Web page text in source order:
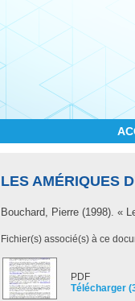
LES AMÉRIQUES
Bouchard, Pierre (1998). «
Fichier(s) associé(s) à ce
PDF
Télécharger